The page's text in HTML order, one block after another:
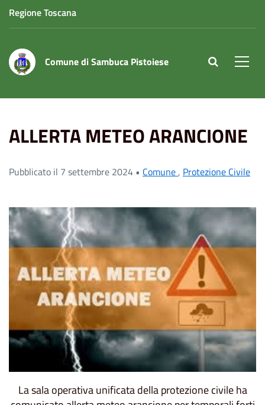
Regione Toscana
Comune di Sambuca Pistoiese site.searc
ALLERTA METEO ARANCIONE
Pubblicato il 7 settembre 2024 • Comune , Protezione Civile
La sala operativa unificata della protezione civile ha